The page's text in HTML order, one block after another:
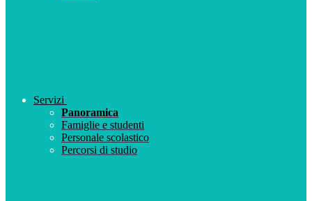
Servizi
Panoramica
Famiglie e studenti
Personale scolastico
Percorsi di studio